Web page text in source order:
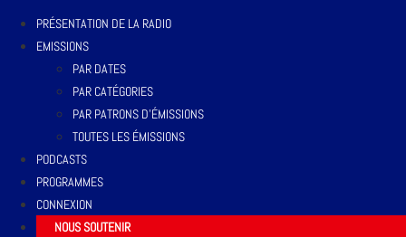
PRÉSENTATION DE LA RADIO
EMISSIONS
PAR DATES
PAR CATÉGORIES
PAR PATRONS D’ÉMISSIONS
TOUTES LES ÉMISSIONS
PODCASTS
PROGRAMMES
CONNEXION
NOUS SOUTENIR